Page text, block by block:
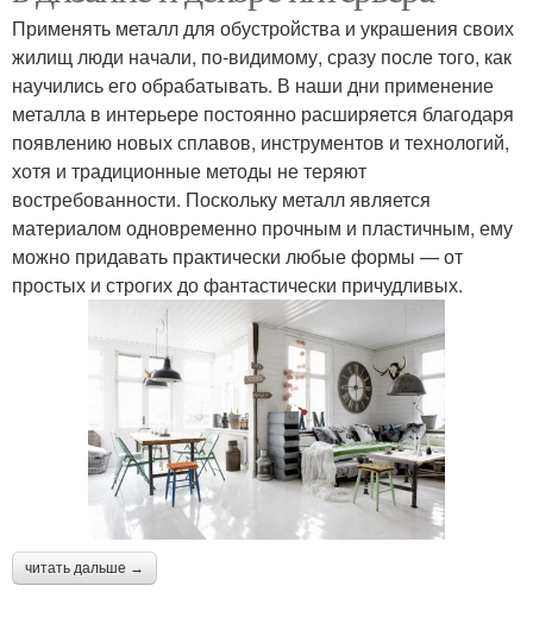
Применять металл для обустройства и украшения своих
жилищ люди начали, по-видимому, сразу после того, как
научились его обрабатывать. В наши дни применение
металла в интерьере постоянно расширяется благодаря
появлению новых сплавов, инструментов и технологий,
хотя и традиционные методы не теряют
востребованности. Поскольку металл является
материалом одновременно прочным и пластичным, ему
можно придавать практически любые формы — от
простых и строгих до фантастически причудливых.
читать дальше →